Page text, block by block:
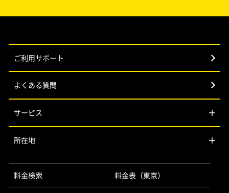
ご利用サポート
よくある質問
サービス
所在地
料金検索 料金表（東京）